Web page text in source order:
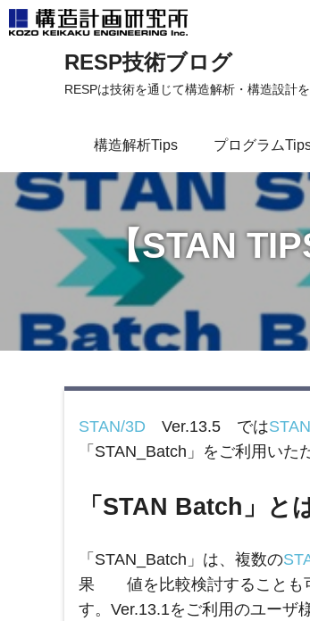
ス
RESP技術ブログ
RESPは技術を通じて構造解析・構造設計
構造解析Tips プログラム
【STAN
STAN/3D Ver.13.5 では
「STAN_Batch」をご利用い
「STAN Batch」と
「STAN_Batch」は、複数の
果 値を比較検討することも可
す。Ver.13.1をご利用のユーザ